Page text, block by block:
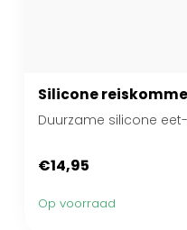
Silicone
Duurzame silicone
€14,95
Op voorraad